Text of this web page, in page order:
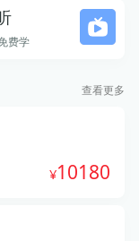
费学
查看更多
10180